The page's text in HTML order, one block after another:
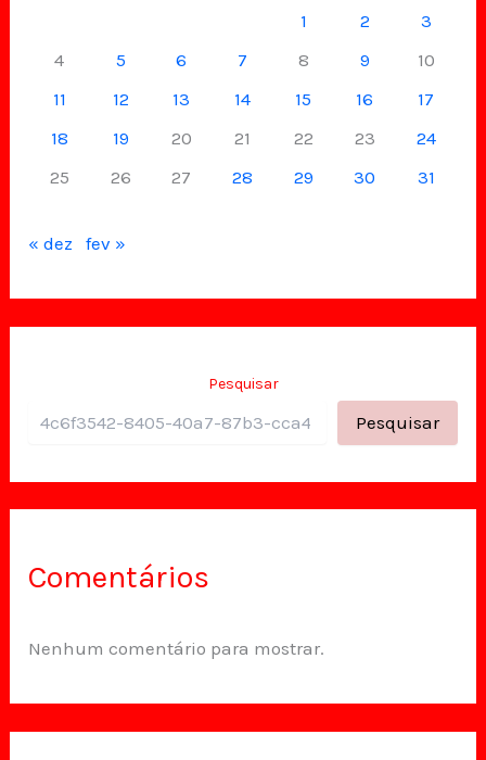
1 2
3
4
5 6 7 8 9
10
11
12 13 14 15 16
17
18
19 20 21 22 23
24
25
26 27 28 29 30 31
« dez fev »
Pesquisar
Pesquisar
Comentários
Nenhum comentário para mostrar.